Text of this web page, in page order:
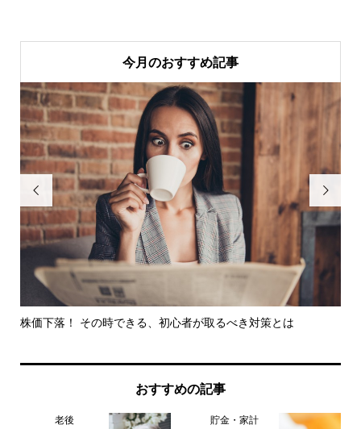
今月のおすすめ記事

株価下落！ その時できる、初心者が取るべき対策とは

おすすめの記事
老後 貯金・家計